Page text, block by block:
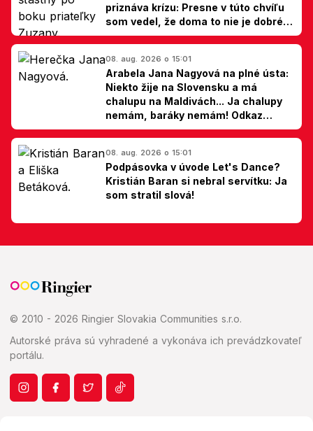
priznáva krízu: Presne v túto chvíľu
som vedel, že doma to nie je dobré,
hovorí Milan Ondrík
08. aug. 2026 o 15:01
Arabela Jana Nagyová na plné ústa:
Niekto žije na Slovensku a má
chalupu na Maldivách... Ja chalupy
nemám, baráky nemám! Odkaz
Slovákom
08. aug. 2026 o 15:01
Podpásovka v úvode Let's Dance?
Kristián Baran si nebral servítku: Ja
som stratil slová!
© 2010 - 2026 Ringier Slovakia Communities s.r.o.
Autorské práva sú vyhradené a vykonáva ich prevádzkovateľ
portálu.